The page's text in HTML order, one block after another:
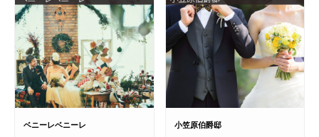
ベニーレベニーレ 小笠原伯爵邸